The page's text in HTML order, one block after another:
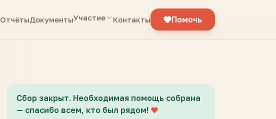
ОтчётыДокументыУчастие Контакты Помочь
Сбор закрыт. Необходимая помощь собрана
— спасибо всем, кто был рядом!